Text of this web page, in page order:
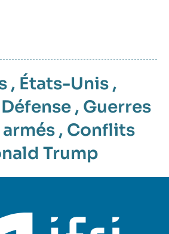
, États-Unis ,
, Guerres
, Conflits
Trump